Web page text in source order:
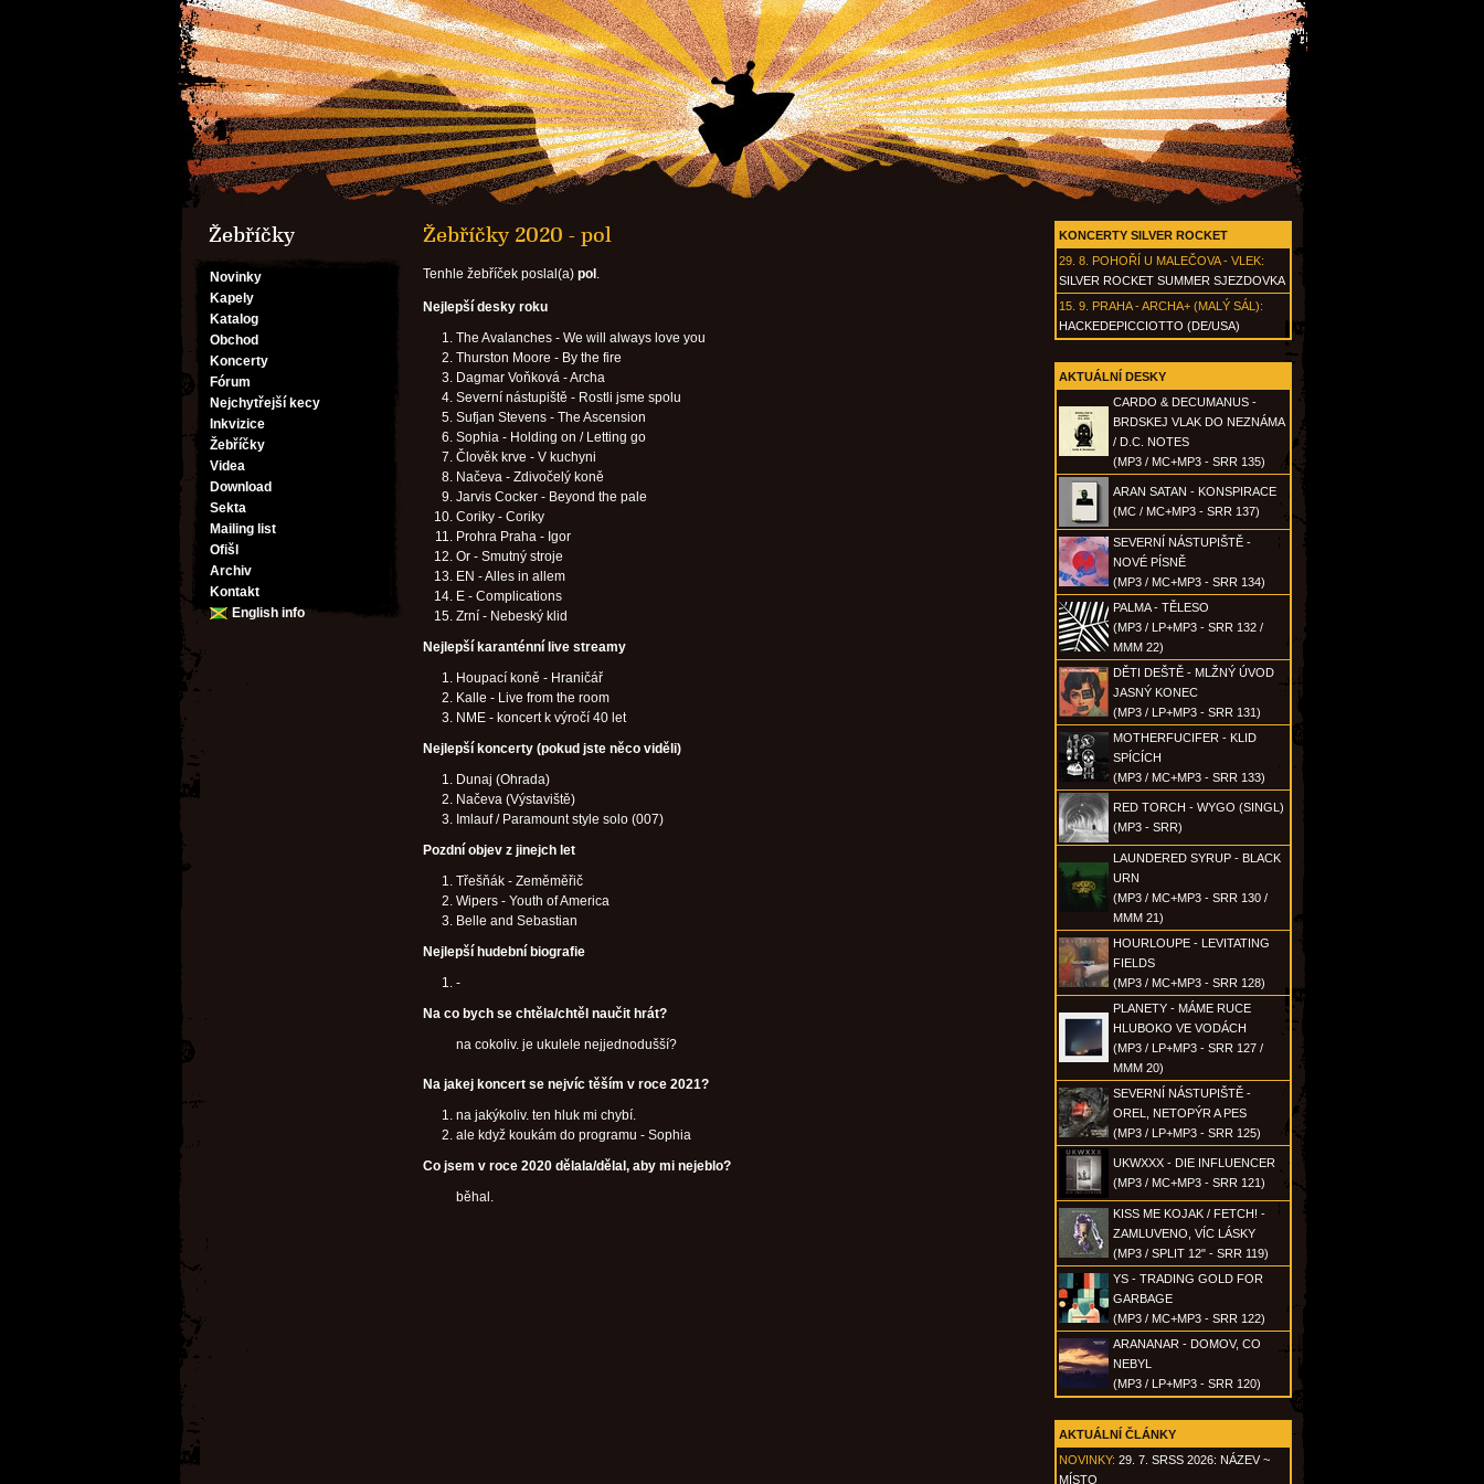
Žebříčky
Novinky
Kapely
Katalog
Obchod
Koncerty
Fórum
Nejchytřejší kecy
Inkvizice
Žebříčky
Videa
Download
Sekta
Mailing list
Ofišl
Archiv
Kontakt
English info
KONCERTY SILVER ROCKET
29. 8. POHOŘÍ U MALEČOVA - VLEK:
SILVER ROCKET SUMMER SJEZDOVKA
15. 9. PRAHA - ARCHA+ (MALÝ SÁL):
HACKEDEPICCIOTTO (DE/USA)
AKTUÁLNÍ DESKY
CARDO & DECUMANUS -
BRDSKEJ VLAK DO NEZNÁMA
/ D.C. NOTES
(MP3 / MC+MP3 - SRR 135)
ARAN SATAN - KONSPIRACE
(MC / MC+MP3 - SRR 137)
SEVERNÍ NÁSTUPIŠTĚ -
NOVÉ PÍSNĚ
(MP3 / MC+MP3 - SRR 134)
PALMA - TĚLESO
(MP3 / LP+MP3 - SRR 132 /
MMM 22)
DĚTI DEŠTĚ - MLŽNÝ ÚVOD
JASNÝ KONEC
(MP3 / LP+MP3 - SRR 131)
MOTHERFUCIFER - KLID
SPÍCÍCH
(MP3 / MC+MP3 - SRR 133)
RED TORCH - WYGO (SINGL)
(MP3 - SRR)
LAUNDERED SYRUP - BLACK
URN
(MP3 / MC+MP3 - SRR 130 /
MMM 21)
HOURLOUPE - LEVITATING
FIELDS
(MP3 / MC+MP3 - SRR 128)
PLANETY - MÁME RUCE
HLUBOKO VE VODÁCH
(MP3 / LP+MP3 - SRR 127 /
MMM 20)
SEVERNÍ NÁSTUPIŠTĚ -
OREL, NETOPÝR A PES
(MP3 / LP+MP3 - SRR 125)
UKWXXX - DIE INFLUENCER
(MP3 / MC+MP3 - SRR 121)
KISS ME KOJAK / FETCH! -
ZAMLUVENO, VÍC LÁSKY
(MP3 / SPLIT 12" - SRR 119)
YS - TRADING GOLD FOR
GARBAGE
(MP3 / MC+MP3 - SRR 122)
ARANANAR - DOMOV, CO
NEBYL
(MP3 / LP+MP3 - SRR 120)
AKTUÁLNÍ ČLÁNKY
NOVINKY: 29. 7. SRSS 2026: NÁZEV ~
MÍSTO
Žebříčky 2020 - pol
Tenhle žebříček poslal(a) pol .
Nejlepší desky roku
The Avalanches - We will always love you
Thurston Moore - By the fire
Dagmar Voňková - Archa
Severní nástupiště - Rostli jsme spolu
Sufjan Stevens - The Ascension
Sophia - Holding on / Letting go
Člověk krve - V kuchyni
Načeva - Zdivočelý koně
Jarvis Cocker - Beyond the pale
Coriky - Coriky
Prohra Praha - Igor
Or - Smutný stroje
EN - Alles in allem
E - Complications
Zrní - Nebeský klid
Nejlepší karanténní live streamy
Houpací koně - Hraničář
Kalle - Live from the room
NME - koncert k výročí 40 let
Nejlepší koncerty (pokud jste něco viděli)
Dunaj (Ohrada)
Načeva (Výstaviště)
Imlauf / Paramount style solo (007)
Pozdní objev z jinejch let
Třešňák - Zeměměřič
Wipers - Youth of America
Belle and Sebastian
Nejlepší hudební biografie
-
Na co bych se chtěla/chtěl naučit hrát?
na cokoliv. je ukulele nejjednodušší?
Na jakej koncert se nejvíc těším v roce 2021?
na jakýkoliv. ten hluk mi chybí.
ale když koukám do programu - Sophia
Co jsem v roce 2020 dělala/dělal, aby mi nejeblo?
běhal.